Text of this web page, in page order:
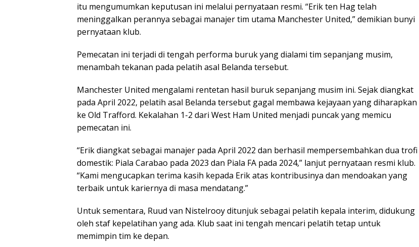
itu mengumumkan keputusan ini melalui pernyataan resmi. “Erik ten Hag telah
meninggalkan perannya sebagai manajer tim utama Manchester United,” demikian bunyi
pernyataan klub.
Pemecatan ini terjadi di tengah performa buruk yang dialami tim sepanjang musim,
menambah tekanan pada pelatih asal Belanda tersebut.
Manchester United mengalami rentetan hasil buruk sepanjang musim ini. Sejak diangkat
pada April 2022, pelatih asal Belanda tersebut gagal membawa kejayaan yang diharapkan
ke Old Trafford. Kekalahan 1-2 dari West Ham United menjadi puncak yang memicu
pemecatan ini.
“Erik diangkat sebagai manajer pada April 2022 dan berhasil mempersembahkan dua trofi
domestik: Piala Carabao pada 2023 dan Piala FA pada 2024,” lanjut pernyataan resmi klub.
“Kami mengucapkan terima kasih kepada Erik atas kontribusinya dan mendoakan yang
terbaik untuk kariernya di masa mendatang.”
Untuk sementara, Ruud van Nistelrooy ditunjuk sebagai pelatih kepala interim, didukung
oleh staf kepelatihan yang ada. Klub saat ini tengah mencari pelatih tetap untuk
memimpin tim ke depan.